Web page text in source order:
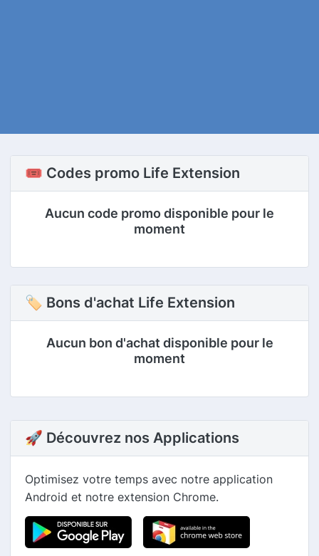
🎟️ Codes promo Life Extension
Aucun code promo disponible pour le
moment
🏷 Bons d'achat Life Extension
Aucun bon d'achat disponible pour le
moment
🚀 Découvrez nos Applications
Optimisez votre temps avec notre application
Android et notre extension Chrome.